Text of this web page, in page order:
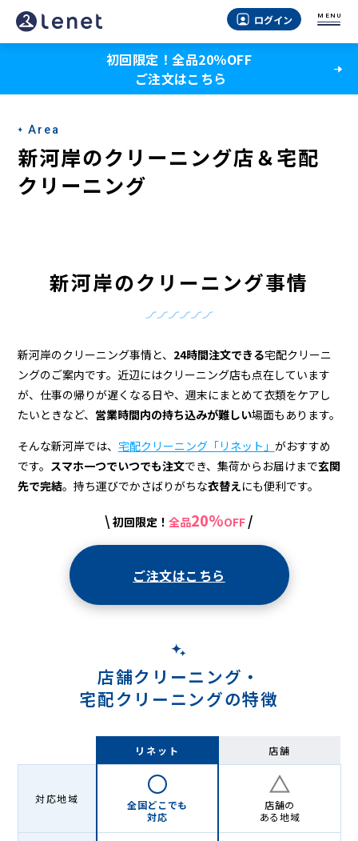
新
河
の
ク
リ
ー
宅
配
ク
リ
ー
ログイン MENU
初回限定！全品20％OFF
ご注文はこちら
Area
新河岸のクリーニング店＆宅配
クリーニング
新河岸のクリーニング事情
新河岸のクリーニング事情と、 24時間注文できる宅配クリーニ
ングのご案内です。近辺にはクリーニング店も点在しています
が、仕事の帰りが遅くなる日や、週末にまとめて衣類をケアし
たいときなど、 営業時間内の持ち込みが難しい場面もあります。
そんな新河岸では、 宅配クリーニング「リネット」 がおすすめ
です。 スマホ一つでいつでも注文でき、集荷からお届けまで玄関
先で完結。持ち運びでかさばりがちな衣替えにも便利です。
\ 初回限定！ 全品20%OFF /
ご注文はこちら
店舗クリーニング・
宅配クリーニングの特徴
リネット 店舗
対応地域
全国どこでも
対応
店舗の
ある地域